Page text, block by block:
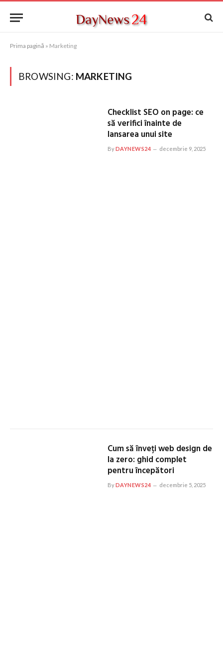
Prima pagină » Marketing
BROWSING: MARKETING
Checklist SEO on page: ce
să verifici înainte de
lansarea unui site
ByDAYNEWS24 decembrie 9, 2025
Cum să înveți web design de
la zero: ghid complet
pentru începători
ByDAYNEWS24 decembrie 5, 2025